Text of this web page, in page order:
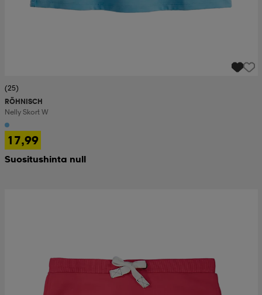
(25)
RÖHNISCH
Nelly Skort W
17,99
Suositushinta null